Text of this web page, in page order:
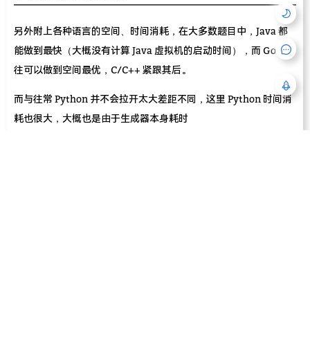
另外附上各种语言的空间、时间消耗，在大多数题目中，Java 都
能做到最快（大概没有计算 Java 虚拟机的启动时间），而 Go 往
往可以做到空间最优，C/C++ 紧跟其后。
而与往常 Python 并不会拉开太大差距不同，这里 Python 时间消
耗也很大，大概也是由于生成器本身耗时